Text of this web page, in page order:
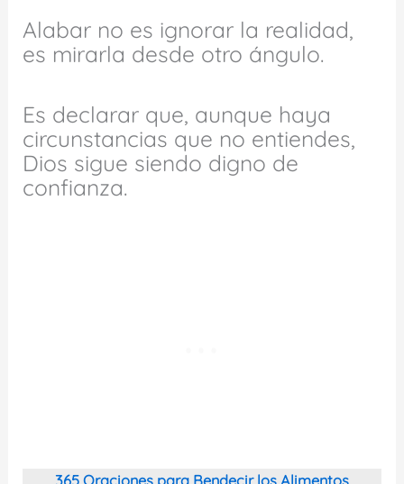
Alabar no es ignorar la realidad,
es mirarla desde otro ángulo.
Es declarar que, aunque haya
circunstancias que no entiendes,
Dios sigue siendo digno de
confianza.